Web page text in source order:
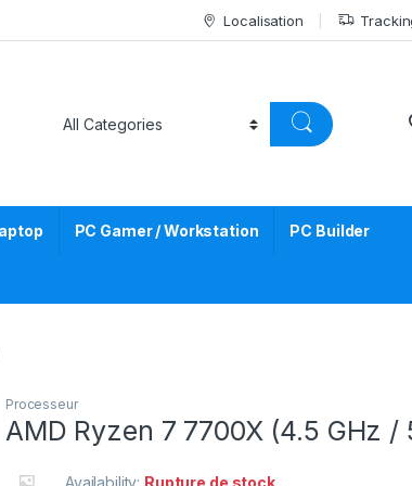
Localisation
PC Gamer / Workstation PC Builder
Processeur
AMD Ryzen 7 7700X (4.5 GHz /
Availability: Rupture de stock